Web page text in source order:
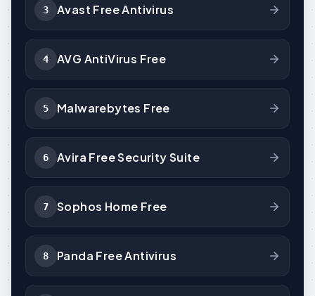
3 Avast Free Antivirus
4 AVG AntiVirus Free
5 Malwarebytes Free
6 Avira Free Security Suite
7 Sophos Home Free
8 Panda Free Antivirus